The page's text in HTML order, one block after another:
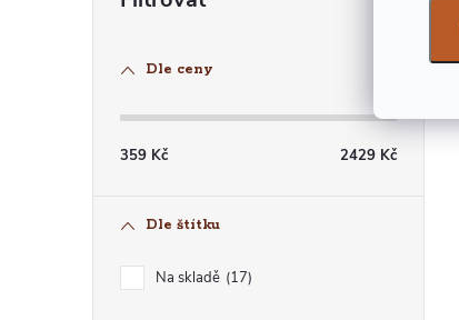
Dle ceny
359 Kč 2429 Kč
Dle štítku
Na skladě 17